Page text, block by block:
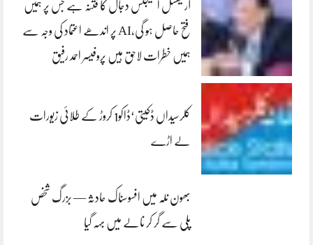
آرٹیفشل انٹلیجنس دجال کا فتنہ ہے جس پر ہمیں
فتح حاصل ہو گی،AI پر اندھے اعتماد کی وجہ سے
ہمیں خطرات لاحق ہیں پروفیسر احمد رفیق
کلرسیداں ڈکیتی‘ڈاکو1 کروڑ کے طلائی زیورات
لے اڑے
بھون نلہ میں افسوسناک حادثہ — بزرگ شخص
پلی سے گر کر نالے میں بہہ گیا